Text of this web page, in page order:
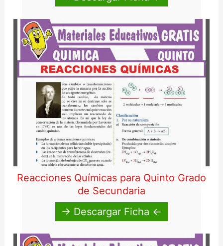
Reacciones Químicas para Quinto Grado
de Secundaria
→ Descargar Ficha ←